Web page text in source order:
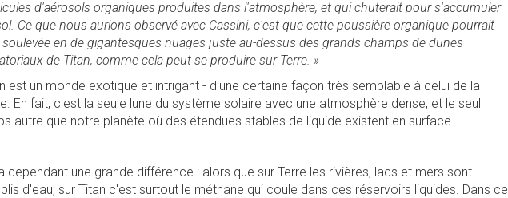
d'aérosols organiques produites dans l'atmosphère, et qui chuterait pour s'accumuler
Ce que nous aurions observé avec Cassini, c'est que cette poussière organique pourrait
soulevée en de gigantesques nuages juste au-dessus des grands champs de dunes
de Titan, comme cela peut se produire sur Terre. »
est un monde exotique et intrigant - d'une certaine façon très semblable à celui de la
En fait, c'est la seule lune du système solaire avec une atmosphère dense, et le seul
autre que notre planète où des étendues stables de liquide existent en surface.
cependant une grande différence : alors que sur Terre les rivières, lacs et mers sont
d'eau, sur Titan c'est surtout le méthane qui coule dans ces réservoirs liquides. Dans ce